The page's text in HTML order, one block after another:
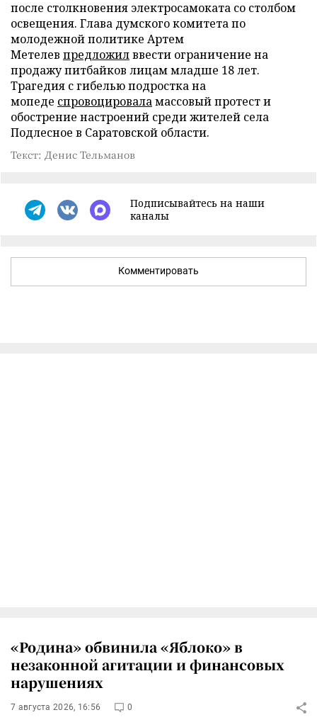
после столкновения электросамоката со столбом
освещения. Глава думского комитета по
молодежной политике Артем
Метелев предложилввести ограничение на
продажу питбайков лицам младше 18 лет.
Трагедия с гибелью подростка на
мопеде спровоцироваламассовый протест и
обострение настроений среди жителей села
Подлесное в Саратовской области.
Текст: Денис Тельманов
Подписывайтесь на наши
каналы
Комментировать
«Родина» обвинила «Яблоко» в
незаконной агитации и финансовых
нарушениях
7 августа 2026, 16:56 0